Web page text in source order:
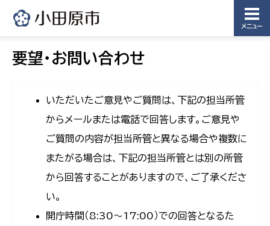
メニュー
要望・お問い合わせ
いただいたご意見やご質問は、下記の担当所管
からメールまたは電話で回答します。ご意見や
ご質問の内容が担当所管と異なる場合や複数に
またがる場合は、下記の担当所管とは別の所管
から回答することがありますので、ご了承くださ
い。
開庁時間（8:30〜17:00）での回答となるた